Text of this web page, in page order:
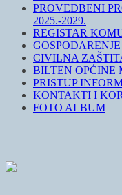
PROVEDBENI
2025.-2029.
REGISTAR
CIVILNA
BILTEN OPĆINE
PRISTUP
KONTAKTI I
FOTO ALBUM